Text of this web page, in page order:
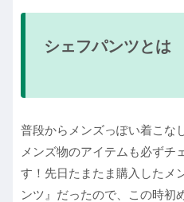
シェフパンツとは
普段からメンズっぽい着こな
メンズ物のアイテムも必ずチ
す！先日たまたま購入したメ
ンツ』だったので、この時初